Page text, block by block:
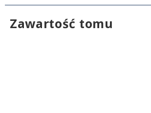
Zawartość tomu